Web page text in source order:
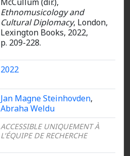
Ethnomusicology and
Cultural Diplomacy, London,
Lexington Books, 2022,
p. 209-228.
2022
Jan Magne Steinhovden,
Abraha Weldu
ACCESSIBLE UNIQUEMENT À
L’ÉQUIPE DE RECHERCHE